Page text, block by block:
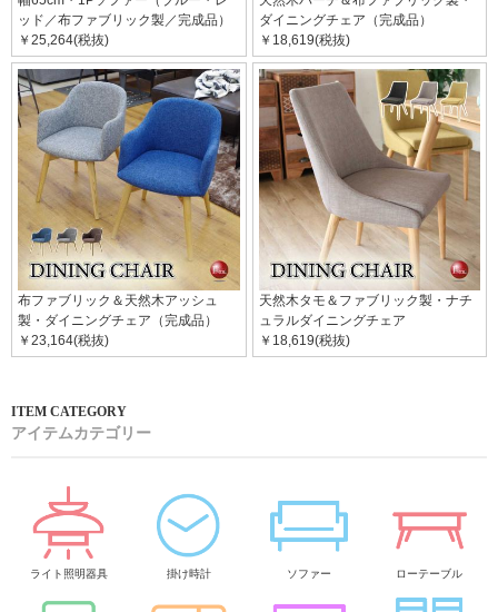
ッド／布ファブリック製／完成品）
￥25,264(税抜)
ダイニングチェア（完成品）
￥18,619(税抜)
布ファブリック＆天然木アッシュ
製・ダイニングチェア（完成品）
￥23,164(税抜)
天然木タモ＆ファブリック製・ナチ
ュラルダイニングチェア
￥18,619(税抜)
アイテムカテゴリー
ライト照明器具 掛け時計 ソファー ローテーブル